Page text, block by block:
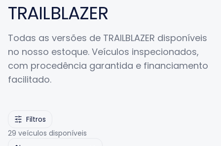
TRAILBLAZER
Todas as versões de TRAILBLAZER disponíveis
no nosso estoque. Veículos inspecionados,
com procedência garantida e financiamento
facilitado.
Filtros
29 veículos disponíveis